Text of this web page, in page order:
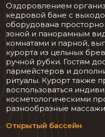
Оздоровлением
кедровой бане с
оборудована
зоной и панорамным
комнатами и парной,
курорта из цельных
ручной рубки. Гостям
пармейстеров и
ритуалы. Курорт также
воспользоваться
косметологическими
разнообразные
Открытый бассейн